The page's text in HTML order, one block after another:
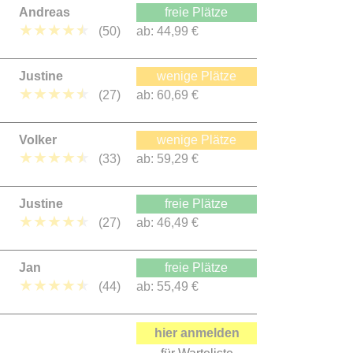
Andreas
★★★★★ (50)
freie Plätze
ab: 44,99 €
Justine
★★★★★ (27)
wenige Plätze
ab: 60,69 €
Volker
★★★★★ (33)
wenige Plätze
ab: 59,29 €
Justine
★★★★★ (27)
freie Plätze
ab: 46,49 €
Jan
★★★★★ (44)
freie Plätze
ab: 55,49 €
hier anmelden